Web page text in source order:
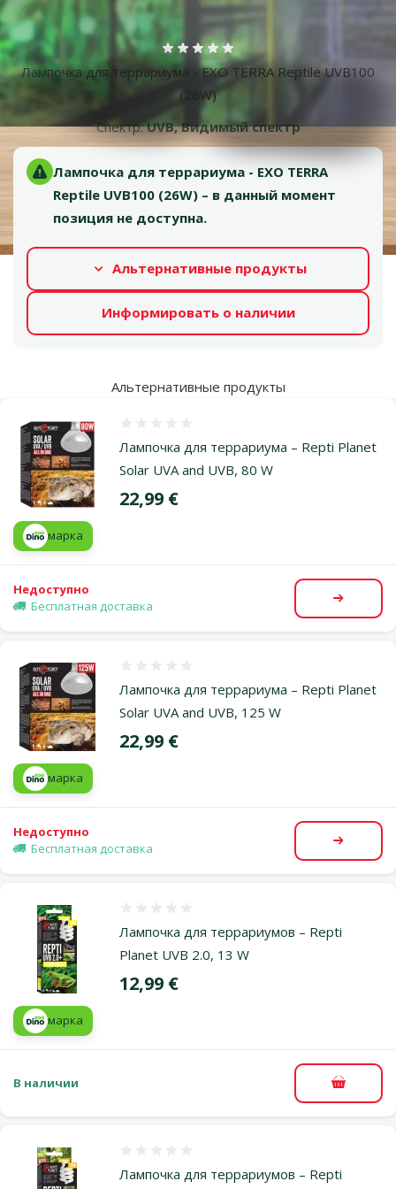
Лампочка для террариума - EXO TERRA Reptile UVB100
(26W)
Оценка 0%
Спектр:UVB, Видимый спектр
Лампочка для террариума - EXO TERRA
Reptile UVB100 (26W) – в данный момент
позиция не доступна.
Альтернативные продукты
Информировать о наличии
Больше фотографий
Альтернативные продукты
Лампочка для террариума – Repti Planet
Solar UVA and UVB, 80 W
Цена
22,99 €
марка
Недоступно
Бесплатная доставка
Лампочка для террариума – Repti Planet
Solar UVA and UVB, 125 W
Цена
22,99 €
марка
Недоступно
Бесплатная доставка
Лампочка для террариумов – Repti
Planet UVB 2.0, 13 W
Цена
12,99 €
марка
В наличии В
Лампочка для террариумов – Repti